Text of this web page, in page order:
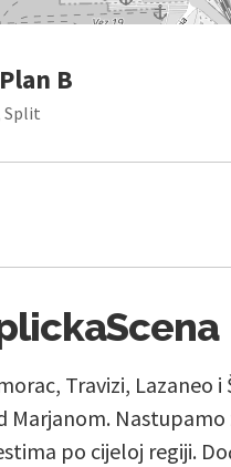
B
Split
Travizi, Lazaneo
Marjanom.
po cijeloj regiji.